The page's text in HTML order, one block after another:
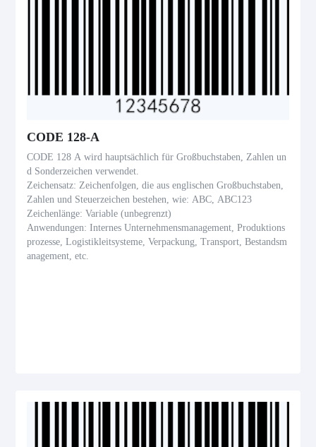
CODE 128-A
CODE 128 A wird hauptsächlich für Großbuchstaben, Zahlen un
d Sonderzeichen verwendet.
Zeichensatz: Zeichenfolgen, die aus englischen Großbuchstaben,
Zahlen und Steuerzeichen bestehen, wie: ABC, ABC123
Zeichenlänge: Variable (unbegrenzt)
Anwendungen: Internes Unternehmensmanagement, Produktions
prozesse, Logistikleitsysteme, Verpackung, Transport, Bestandsm
anagement, etc.